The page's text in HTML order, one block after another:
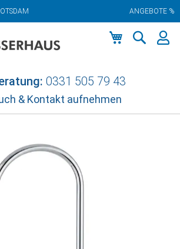
ANGEBOTE %
0331 505 79 43
& Kontakt aufnehmen